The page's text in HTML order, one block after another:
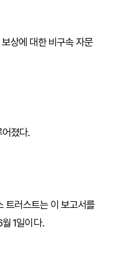
상에 대한 비구속 자문
졌다.
트러스트는 이 보고서를
1일이다.